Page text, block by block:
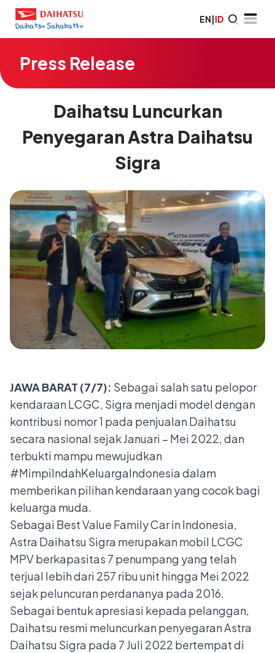
EN|ID
Press Release
Daihatsu Luncurkan
Penyegaran Astra Daihatsu
Sigra
JAWA BARAT (7/7): Sebagai salah satu pelopor
kendaraan LCGC, Sigra menjadi model dengan
kontribusi nomor 1 pada penjualan Daihatsu
secara nasional sejak Januari – Mei 2022, dan
terbukti mampu mewujudkan
#MimpiIndahKeluargaIndonesia dalam
memberikan pilihan kendaraan yang cocok bagi
keluarga muda.
Sebagai Best Value Family Car in Indonesia,
Astra Daihatsu Sigra merupakan mobil LCGC
MPV berkapasitas 7 penumpang yang telah
terjual lebih dari 257 ribu unit hingga Mei 2022
sejak peluncuran perdananya pada 2016.
Sebagai bentuk apresiasi kepada pelanggan,
Daihatsu resmi meluncurkan penyegaran Astra
Daihatsu Sigra pada 7 Juli 2022 bertempat di